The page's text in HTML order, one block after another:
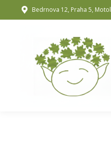
Bedrnova 12, Praha 5, Motol